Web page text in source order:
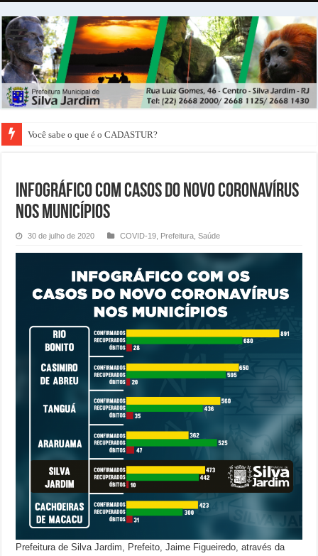
Você sabe o que é o CADASTUR?
INFOGRÁFICO COM CASOS DO NOVO CORONAVÍRUS
NOS MUNICÍPIOS
30 de julho de 2020 COVID-19 Prefeitura ,Saúde
Prefeitura de Silva Jardim, Prefeito, Jaime Figueiredo, através da